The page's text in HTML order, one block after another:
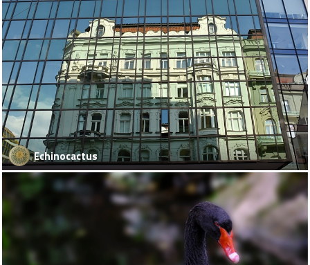
Echinocactus